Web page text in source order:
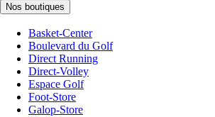
Nos boutiques
Basket-Center
Boulevard du Golf
Direct Running
Direct-Volley
Espace Golf
Foot-Store
Galop-Store